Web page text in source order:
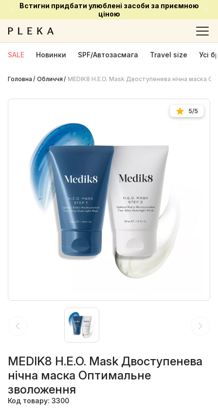
Встигни придбати улюблені засоби за приємною
ціною
SALE Новинки SPF/Автозасмага Travel size Усі
Головна Обличчя MEDIK8 H.E.O. Mask Двоступенева нічна маска
5/5
MEDIK8 H.E.O. Mask Двоступенева
нічна маска Оптимальне
зволоження
Код товару: 3300